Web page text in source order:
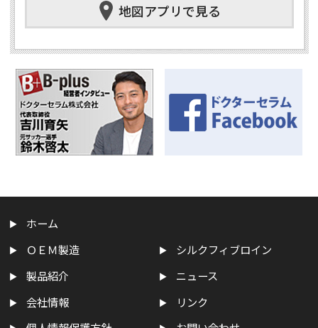
地図アプリで見る
ホーム
ＯＥＭ製造
シルクフィブロイン
製品紹介
ニュース
会社情報
リンク